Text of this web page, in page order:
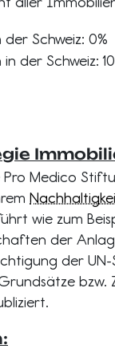
Schweiz: 0%
der Schweiz:
Medico
wie zum
der
der
bzw.